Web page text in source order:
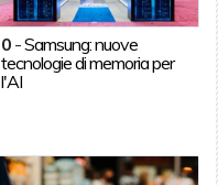
0 -Samsung: nuove
tecnologie di memoria per
l'AI